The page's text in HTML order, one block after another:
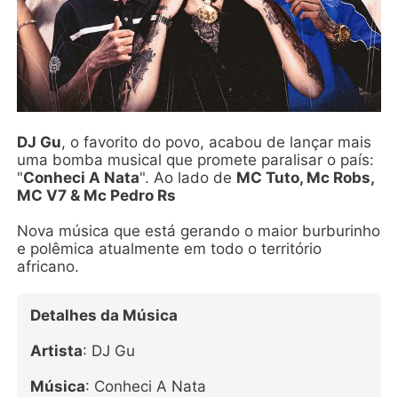
DJ Gu, o favorito do povo, acabou de lançar mais
uma bomba musical que promete paralisar o país:
"Conheci A Nata". Ao lado de MC Tuto, Mc Robs,
MC V7 & Mc Pedro Rs
Nova música que está gerando o maior burburinho
e polêmica atualmente em todo o território
africano.
Detalhes da Música
Artista: DJ Gu
Música: Conheci A Nata